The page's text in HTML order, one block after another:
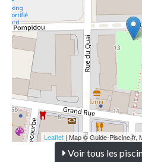
Leaflet | Map © Guide-Piscine.fr,
Voir tous les